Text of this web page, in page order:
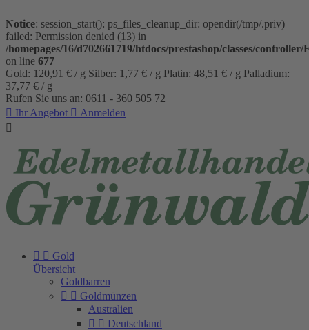
Notice: session_start(): ps_files_cleanup_dir: opendir(/tmp/.priv)
failed: Permission denied (13) in
/homepages/16/d702661719/htdocs/prestashop/classes/
on line 677
Gold: 120,91 € / g Silber: 1,77 € / g Platin: 48,51 € / g Palladium:
37,77 € / g
Rufen Sie uns an: 0611 - 360 505 72
 Ihr Angebot  Anmelden

  Gold
Übersicht
Goldbarren
  Goldmünzen
Australien
  Deutschland